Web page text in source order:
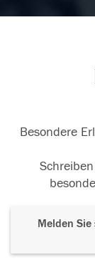
Besondere
Melden